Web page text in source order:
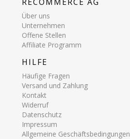
Über uns
Unternehmen
Offene Stellen
Affiliate Programm
HILFE
Häufige Fragen
Versand und Zahlung
Kontakt
Widerruf
Datenschutz
Impressum
Allgemeine Geschäftsbedingungen